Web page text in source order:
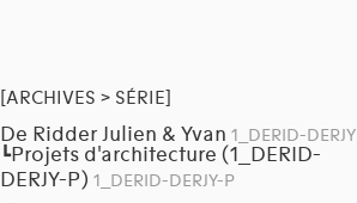
[ARCHIVES > SÉRIE]
De Ridder Julien & Yvan 1_DERID-DERJY
┗Projets d'architecture (1_DERID-
DERJY-P) 1_DERID-DERJY-P